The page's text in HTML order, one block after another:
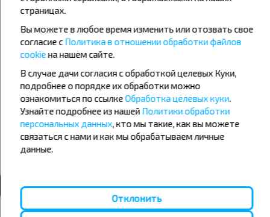
Островец
Ошмяны
Паричи
Пружаны
Речица
Ровное Поле
Рымдюны
Фалевичи
Надвор'е
страницах.
Вы можете в любое время изменить или отозвать свое
согласие сПолитика в отношении обработки файлов
cookieна нашем сайте.
В случае дачи согласия с обработкой целевых Куки,
подробнее о порядке их обработки можно
ознакомиться по ссылкеОбработка целевых куки.
Узнайте подробнее из нашей Политики обработки
персональных данных, кто мы такие, как вы можете
связаться с нами и как мы обрабатываем личные
данные.
Отклонить